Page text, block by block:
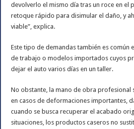
devolverlo el mismo día tras un roce en el
retoque rápido para disimular el daño, y
viable”, explica.
Este tipo de demandas también es común
de trabajo o modelos importados cuyos
dejar el auto varios días en un taller.
No obstante, la mano de obra profesional
en casos de deformaciones importantes,
cuando se busca recuperar el acabado
situaciones, los productos caseros no